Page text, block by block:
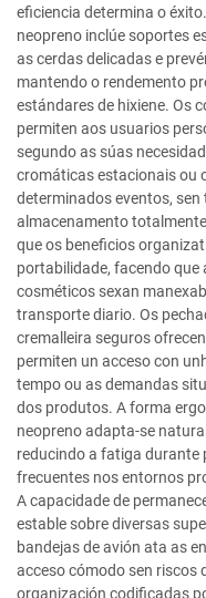
eficiencia determina o
neopreno inclúe soportes
as cerdas delicadas e
mantendo o rendemento
estándares de hixiene. Os
permiten aos usuarios
segundo as súas
cromáticas estacionais ou
determinados eventos,
almacenamento
que os beneficios
portabilidade, facendo
cosméticos sexan
transporte diario. Os
cremalleira seguros
permiten un acceso con
tempo ou as demandas
dos produtos. A forma
neopreno adapta-se
reducindo a fatiga durante
frecuentes nos entornos
A capacidade de
estable sobre diversas
bandejas de avión ata as
acceso cómodo sen riscos
organización codificadas